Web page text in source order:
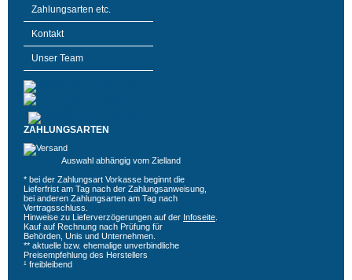
Zahlungsarten etc.
Kontakt
Unser Team
ZAHLUNGSARTEN
Auswahl abhängig vom Zielland
* bei der Zahlungsart Vorkasse beginnt die
Lieferfrist am Tag nach der Zahlungsanweisung,
bei anderen Zahlungsarten am Tag nach
Vertragsschluss.
Hinweise zu Lieferverzögerungen auf der Infoseite
Kauf auf Rechnung nach Prüfung für
Behörden, Unis und Unternehmen.
** aktuelle bzw. ehemalige unverbindliche
Preisempfehlung des Herstellers
¹ freibleibend